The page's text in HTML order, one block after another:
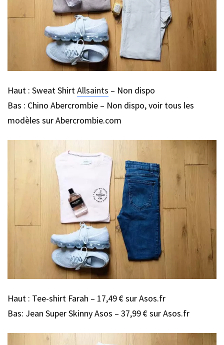
Haut : Sweat ShirtAllsaints – Non dispo
Bas : Chino Abercrombie – Non dispo, voir tous les
modèles sur Abercrombie.com
Haut : Tee-shirt Farah – 17,49 € sur Asos.fr
Bas: Jean Super Skinny Asos – 37,99 € sur Asos.fr